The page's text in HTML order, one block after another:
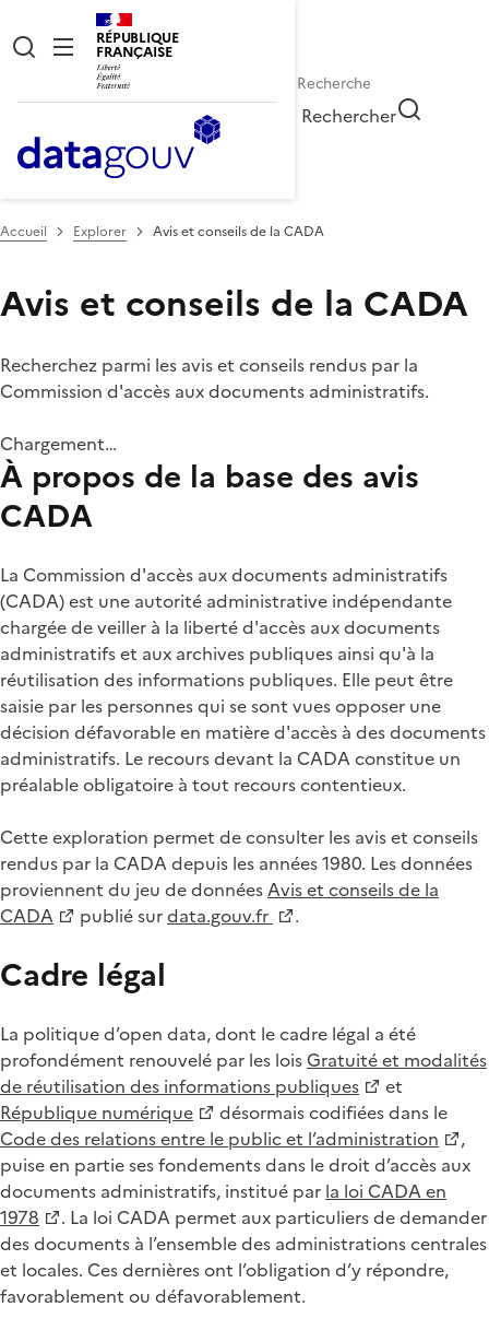
RÉPUBLIQUE
FRANÇAISE
Rechercher
Accueil Explorer Avis et conseils de la CADA
Avis et conseils de la CADA
Recherchez parmi les avis et conseils rendus par la
Commission d'accès aux documents administratifs.
Chargement…
À propos de la base des avis
CADA
La Commission d'accès aux documents administratifs
(CADA) est une autorité administrative indépendante
chargée de veiller à la liberté d'accès aux documents
administratifs et aux archives publiques ainsi qu'à la
réutilisation des informations publiques. Elle peut être
saisie par les personnes qui se sont vues opposer une
décision défavorable en matière d'accès à des documents
administratifs. Le recours devant la CADA constitue un
préalable obligatoire à tout recours contentieux.
Cette exploration permet de consulter les avis et conseils
rendus par la CADA depuis les années 1980. Les données
proviennent du jeu de donnéesAvis et conseils de la
CADA
publié surdata.gouv.fr .
Cadre légal
La politique d’open data, dont le cadre légal a été
profondément renouvelé par les loisGratuité et modalités
de réutilisation des informations publiques
et
République numérique
désormais codifiées dans le
Code des relations entre le public et l’administration
,
puise en partie ses fondements dans le droit d’accès aux
documents administratifs, institué par la loi CADA en
1978
. La loi CADA permet aux particuliers de demander
des documents à l’ensemble des administrations centrales
et locales. Ces dernières ont l’obligation d’y répondre,
favorablement ou défavorablement.